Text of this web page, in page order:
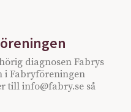
diagnosen Fabrys
i Fabryföreningen
till info@fabry.se så